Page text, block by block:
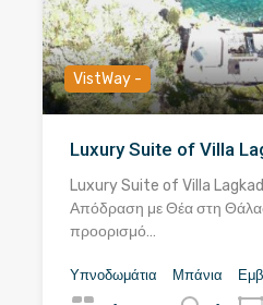
VistWay -
Luxury Suite of Villa
Luxury Suite of Villa
Απόδραση με Θέα στη
προορισμό…
Υπνοδωμάτια Μπάνια